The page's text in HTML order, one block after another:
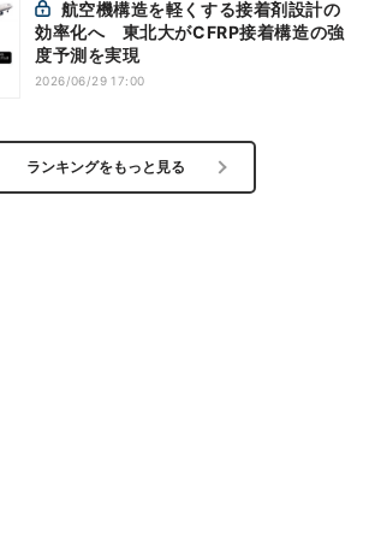
効率化へ 東北大がCFRP接着構造の強
度予測を実現
2026/06/29 17:00
ランキングをもっと見る